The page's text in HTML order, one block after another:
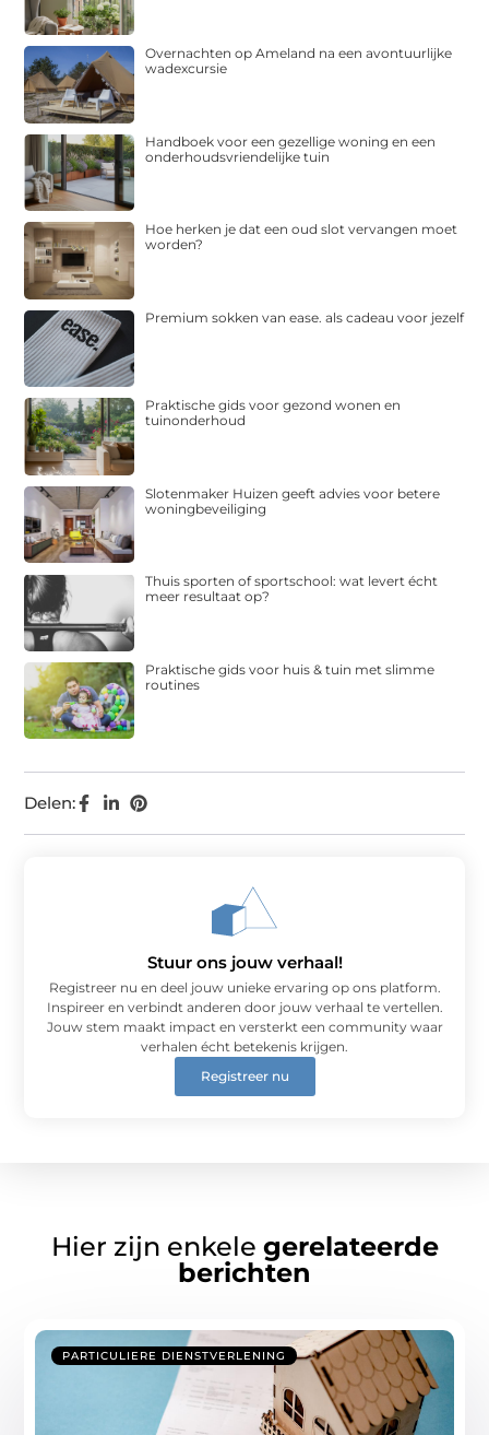
Delen:
Overnachten op Ameland na een avontuurlijke
wadexcursie
Handboek voor een gezellige woning en een
onderhoudsvriendelijke tuin
Hoe herken je dat een oud slot vervangen moet
worden?
Premium sokken van ease. als cadeau voor jezelf
Praktische gids voor gezond wonen en
tuinonderhoud
Slotenmaker Huizen geeft advies voor betere
woningbeveiliging
Thuis sporten of sportschool: wat levert écht
meer resultaat op?
Praktische gids voor huis & tuin met slimme
routines
Stuur ons jouw verhaal!
Registreer nu en deel jouw unieke ervaring op ons platform.
Inspireer en verbindt anderen door jouw verhaal te vertellen.
Jouw stem maakt impact en versterkt een community waar
verhalen écht betekenis krijgen.
Registreer nu
Hier zijn enkele gerelateerde
berichten
PARTICULIERE DIENSTVERLENING